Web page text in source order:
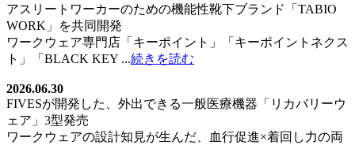
アスリートワーカーのための機能性靴下ブランド「TABIO
WORK」を共同開発
ワークウェア専門店「キーポイント」「キーポイントネクス
ト」「BLACK KEY ...続きを読む
2026.06.30
FIVESが開発した、外出できる一般医療機器「リカバリーウ
ェア」3型発売
ワークウェアの設計知見が生んだ、血行促進×着回し力の両